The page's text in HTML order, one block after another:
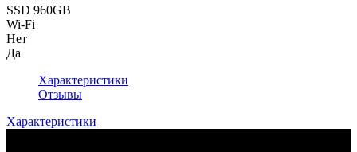
SSD 960GB
Wi-Fi
Нет
Да
Характеристики
Отзывы
Характеристики